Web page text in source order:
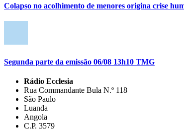
Colapso no acolhimento de menores origina crise
Segunda parte da emissão 06/08 13h10 TMG
Rádio Ecclesia
Rua Commandante Bula N.º 118
São Paulo
Luanda
Angola
C.P. 3579